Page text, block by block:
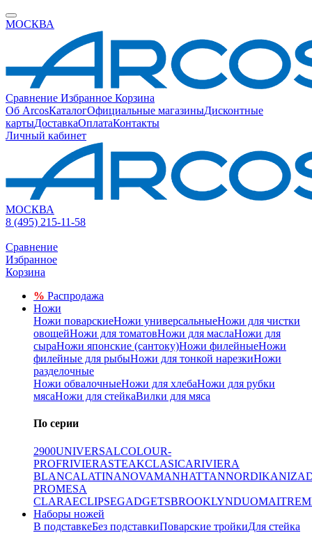
МОСКВА
Сравнение Избранное Корзина
Об ArcosКаталогОфициальные магазиныДисконтные
картыДоставкаОплатаКонтакты
Личный кабинет
МОСКВА
8 (495) 215-11-58
Сравнение
Избранное
Корзина
% Распродажа
Ножи
Ножи поварскиеНожи универсальныеНожи для чистки
овощейНожи для томатовНожи для маслаНожи для
сыраНожи японские (сантоку)Ножи филейныеНожи
филейные для рыбыНожи для тонкой нарезкиНожи
разделочные
Ножи обвалочныеНожи для хлебаНожи для рубки
мясаНожи для стейкаВилки для мяса
По серии
2900UNIVERSALCOLOUR-
PROFRIVIERASTEAKCLASICARIVIERA
BLANCALATINANOVAMANHATTANNORDIKANIZA
PROMESA
CLARAECLIPSEGADGETSBROOKLYNDUOMAITRE
Наборы ножей
В подставкеБез подставкиПоварские тройкиДля стейка